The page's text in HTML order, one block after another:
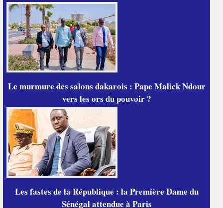
Le murmure des salons dakarois : Pape Malick Ndour
vers les ors du pouvoir ?
Les fastes de la République : la Première Dame du
Sénégal attendue à Paris